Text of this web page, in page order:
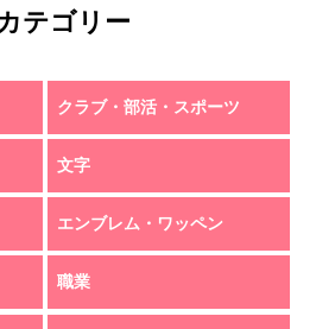
テゴリー
クラブ・部活・スポーツ
文字
エンブレム・ワッペン
職業